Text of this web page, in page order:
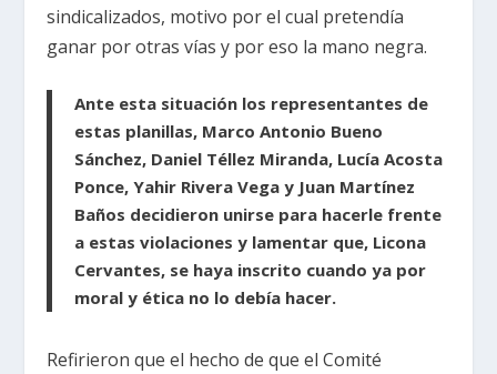
sindicalizados, motivo por el cual pretendía
ganar por otras vías y por eso la mano negra.
Ante esta situación los representantes de
estas planillas, Marco Antonio Bueno
Sánchez, Daniel Téllez Miranda, Lucía Acosta
Ponce, Yahir Rivera Vega y Juan Martínez
Baños decidieron unirse para hacerle frente
a estas violaciones y lamentar que, Licona
Cervantes, se haya inscrito cuando ya por
moral y ética no lo debía hacer.
Refirieron que el hecho de que el Comité